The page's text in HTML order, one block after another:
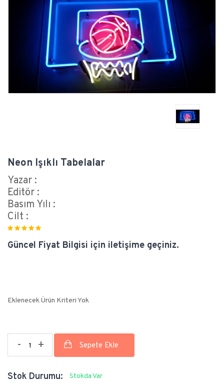
Neon Işıklı Tabelalar
Yazar :
Editör :
Basım Yılı :
Cilt :
Güncel Fiyat Bilgisi için iletişime geçiniz.
Eklenecek Ürün Kriteri Yok
- +
Stok Durumu: Stokda Var